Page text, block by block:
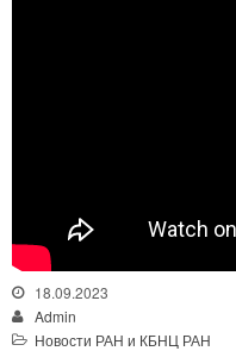
18.09.2023
Admin
Новости РАН и КБНЦ РАН